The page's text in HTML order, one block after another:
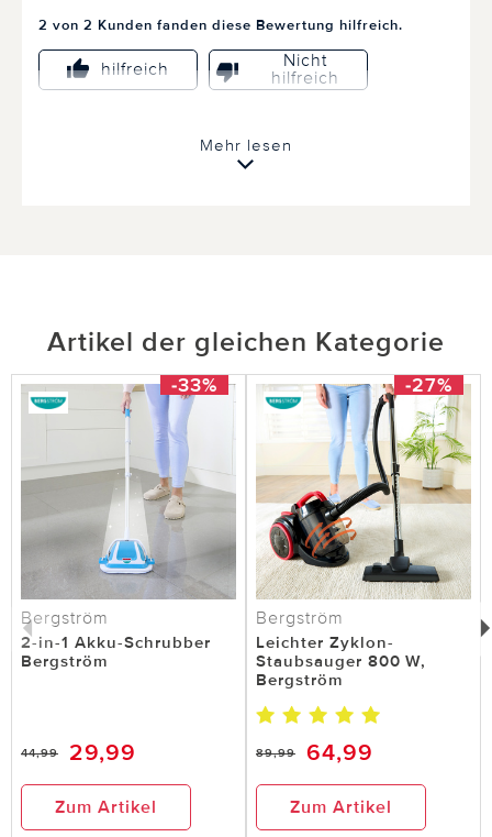
2 von 2 Kunden fanden diese Bewertung hilfreich.
hilfreich
Nicht
hilfreich
Mehr lesen
Artikel der gleichen Kategorie
-33%
Bergström
2-in-1 Akku-Schrubber
Bergström
44,99 29,99
Zum Artikel
-27%
Bergström
Leichter Zyklon-
Staubsauger 800 W,
Bergström
89,99 64,99
Zum Artikel